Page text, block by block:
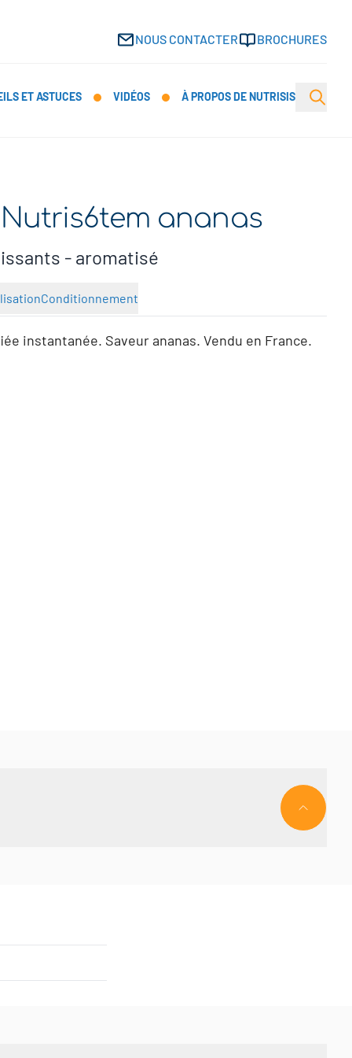
NOUS CONTACTER BROCHURES
ET ASTUCES VIDÉOS À PROPOS DE NUTRISIS Open
ananas
- aromatisé
Conditionnement
instantanée. Saveur ananas. Vendu en France.